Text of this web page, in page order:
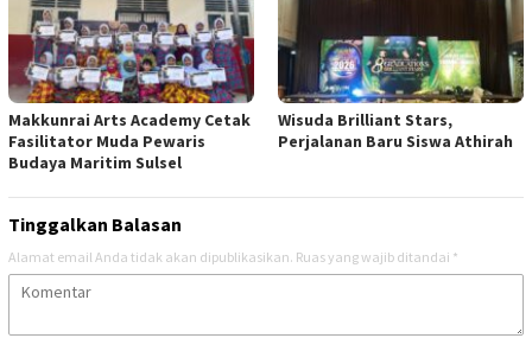
Makkunrai Arts Academy Cetak
Fasilitator Muda Pewaris
Budaya Maritim Sulsel
Wisuda Brilliant Stars,
Perjalanan Baru Siswa Athirah
Tinggalkan Balasan
Alamat email Anda tidak akan dipublikasikan. Ruas yang wajib ditandai *